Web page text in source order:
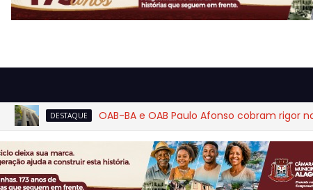
DESTAQUE OAB-BA e OAB Paulo Afonso cobram rigor na